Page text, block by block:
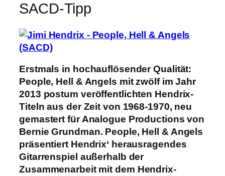
SACD-Tipp
Erstmals in hochauflösender Qualität:
People, Hell & Angels mit zwölf im Jahr
2013 postum veröffentlichten Hendrix-
Titeln aus der Zeit von 1968-1970, neu
gemastert für Analogue Productions von
Bernie Grundman. People, Hell & Angels
präsentiert Hendrix‘ herausragendes
Gitarrenspiel außerhalb der
Zusammenarbeit mit dem Hendrix-